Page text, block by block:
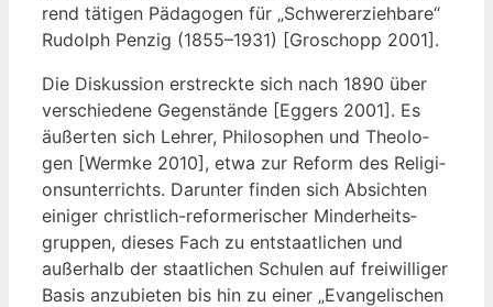
rend täti­gen Päd­ago­gen für „Schwer­erzieh­ba­re“
Rudolph Pen­zig (1855–1931) [Gro­schopp 2001].
Die Dis­kus­si­on erstreck­te sich nach 1890 über
ver­schie­de­ne Gegen­stän­de [Eggers 2001]. Es
äußer­ten sich Leh­rer, Phi­lo­so­phen und Theo­lo­
gen [Werm­ke 2010], etwa zur Reform des Reli­gi­
ons­un­ter­richts. Dar­un­ter fin­den sich Absich­ten
eini­ger christ­lich-refor­me­ri­scher Min­der­heits­
grup­pen, die­ses Fach zu ent­staat­li­chen und
außer­halb der staat­li­chen Schu­len auf frei­wil­li­ger
Basis anzu­bie­ten bis hin zu einer „Evan­ge­li­schen